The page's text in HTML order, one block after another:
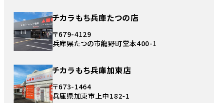
チカラもち兵庫たつの店
〒679-4129
兵庫県たつの市龍野町堂本400-1
チカラもち兵庫加東店
〒673-1464
兵庫県加東市上中182-1